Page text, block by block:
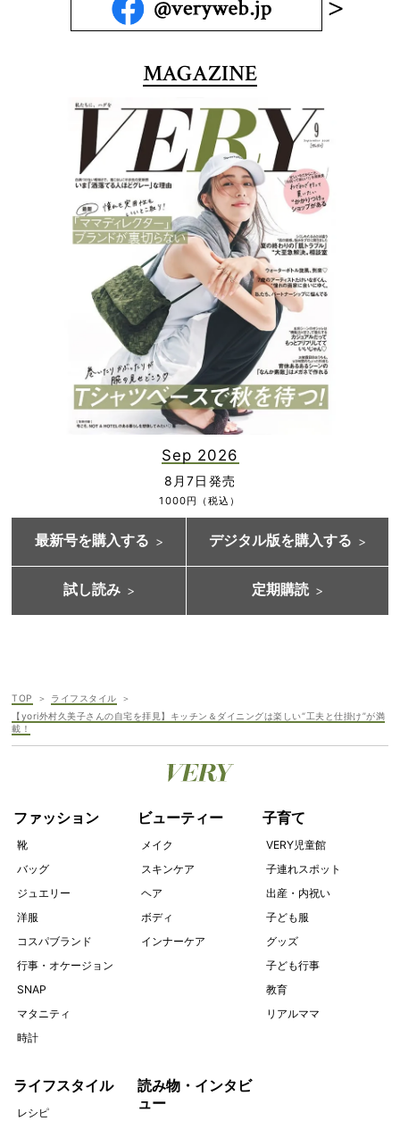
MAGAZINE
Sep 2026
8月7日発売
1000円（税込）
最新号を購入する デジタル版を購入する
試し読み 定期購読
TOP
ライフスタイル
【yori外村久美子さんの自宅を拝見】キッチン＆ダイニングは楽しい“工夫と仕掛け”が満
載！
ファッション
靴
バッグ
ジュエリー
洋服
コスパブランド
行事・オケージョン
SNAP
マタニティ
時計
ビューティー
メイク
スキンケア
ヘア
ボディ
インナーケア
子育て
VERY児童館
子連れスポット
出産・内祝い
子ども服
グッズ
子ども行事
教育
リアルママ
ライフスタイル
レシピ
読み物・インタビ
ュー